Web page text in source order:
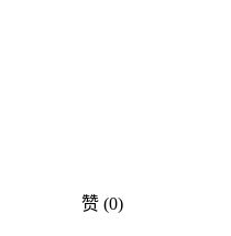
赞 (0)